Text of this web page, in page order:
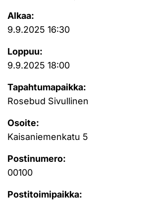
Alkaa:
9.9.2025 16:30
Loppuu:
9.9.2025 18:00
Tapahtumapaikka:
Rosebud Sivullinen
Osoite:
Kaisaniemenkatu 5
Postinumero:
00100
Postitoimipaikka: